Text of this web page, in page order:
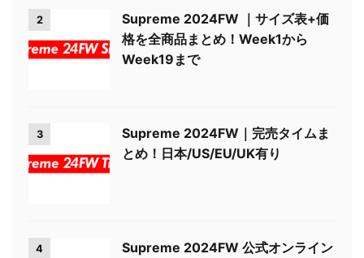
2
Supreme 2024FW ｜サイズ表+価
格を全商品まとめ！Week1から
Week19まで
3
Supreme 2024FW｜完売タイムま
とめ！日本/US/EU/UK有り
4
Supreme 2024FW 公式オンライン